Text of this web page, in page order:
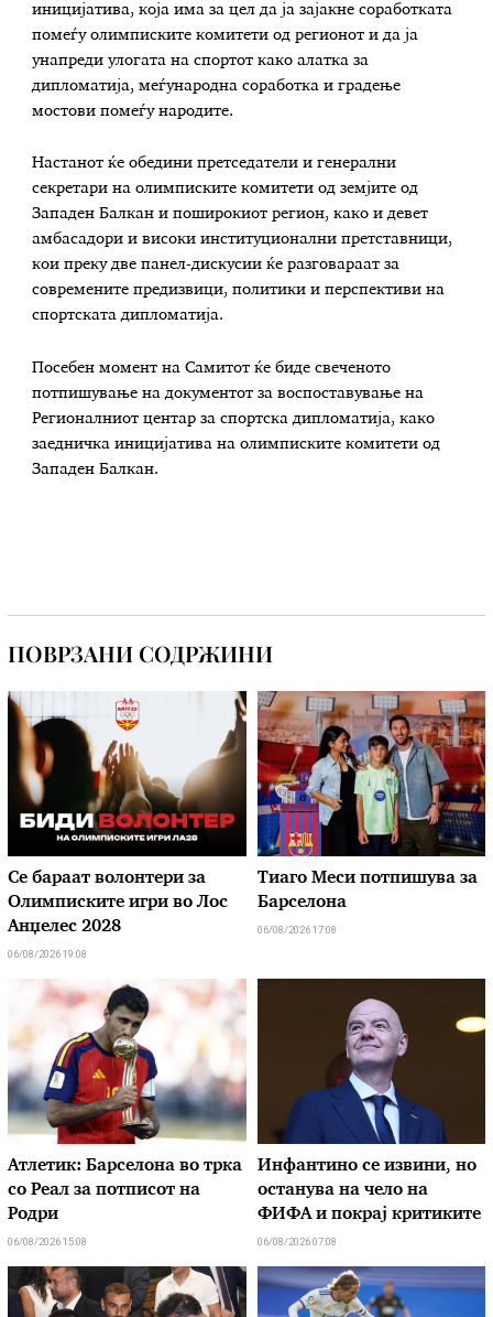
иницијатива, која има за цел да ја зајакне соработката
помеѓу олимписките комитети од регионот и да ја
унапреди улогата на спортот како алатка за
дипломатија, меѓународна соработка и градење
мостови помеѓу народите.
Настанот ќе обедини претседатели и генерални
секретари на олимписките комитети од земјите од
Западен Балкан и поширокиот регион, како и девет
амбасадори и високи институционални претставници,
кои преку две панел-дискусии ќе разговараат за
современите предизвици, политики и перспективи на
спортската дипломатија.
Посебен момент на Самитот ќе биде свеченото
потпишување на документот за воспоставување на
Регионалниот центар за спортска дипломатија, како
заедничка иницијатива на олимписките комитети од
Западен Балкан.
ПОВРЗАНИ СОДРЖИНИ
Се бараат волонтери за
Олимписките игри во Лос
Анџелес 2028
06/08/2026 19:08
Тиаго Меси потпишува за
Барселона
06/08/2026 17:08
Атлетик: Барселона во трка
со Реал за потписот на
Родри
06/08/2026 15:08
Инфантино се извини, но
останува на чело на
ФИФА и покрај критиките
06/08/2026 07:08